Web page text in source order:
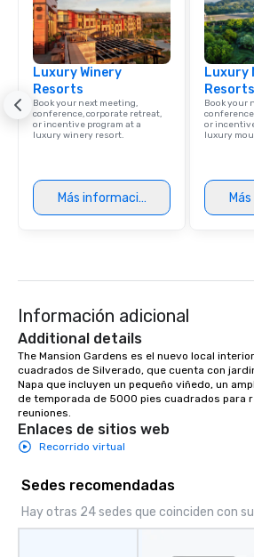
Luxury Winery
Resorts
Book your next meeting,
conference, corporate retreat,
or incentive program at a
luxury winery resort.
Más información
Luxury
Resorts
Book your
or
luxury
Información adicional
Additional details
The Mansion Gardens es el nuevo local
cuadrados de Silverado, que cuenta con
Napa que incluyen un pequeño viñedo, un
de temporada de 5000 pies cuadrados para
reuniones.
Enlaces de sitios web
Recorrido virtual
Sedes recomendadas
Hay otras 24 sedes que coinciden con